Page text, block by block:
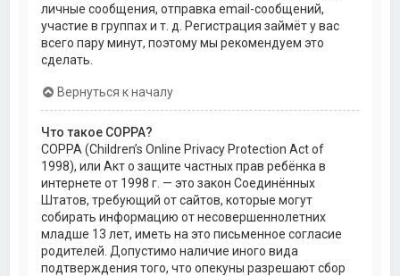
личные сообщения, отправка email-сообщений,
участие в группах и т. д. Регистрация займёт у вас
всего пару минут, поэтому мы рекомендуем это
сделать.
Вернуться к началу
Что такое COPPA?
COPPA (Children’s Online Privacy Protection Act of
1998), или Акт о защите частных прав ребёнка в
интернете от 1998 г. — это закон Соединённых
Штатов, требующий от сайтов, которые могут
собирать информацию от несовершеннолетних
младше 13 лет, иметь на это письменное согласие
родителей. Допустимо наличие иного вида
подтверждения того, что опекуны разрешают сбор